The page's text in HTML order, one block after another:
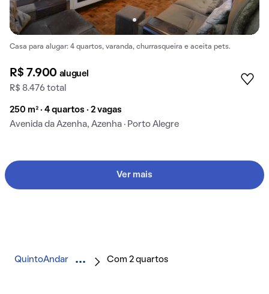
Casa para alugar: 4 quartos, varanda, churrasqueira e aceita pets.
R$ 7.900 aluguel
R$ 8.476 total
250 m² · 4 quartos · 2 vagas
Avenida da Azenha, Azenha · Porto Alegre
Ver mais
QuintoAndar Com 2 quartos